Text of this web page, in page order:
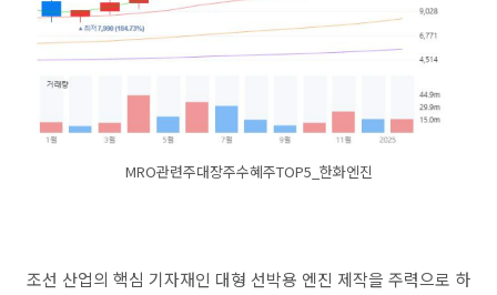
MRO관련주대장주수혜주TOP5_한화엔진
조선 산업의 핵심 기자재인 대형 선박용 엔진 제작을 주력으로 하